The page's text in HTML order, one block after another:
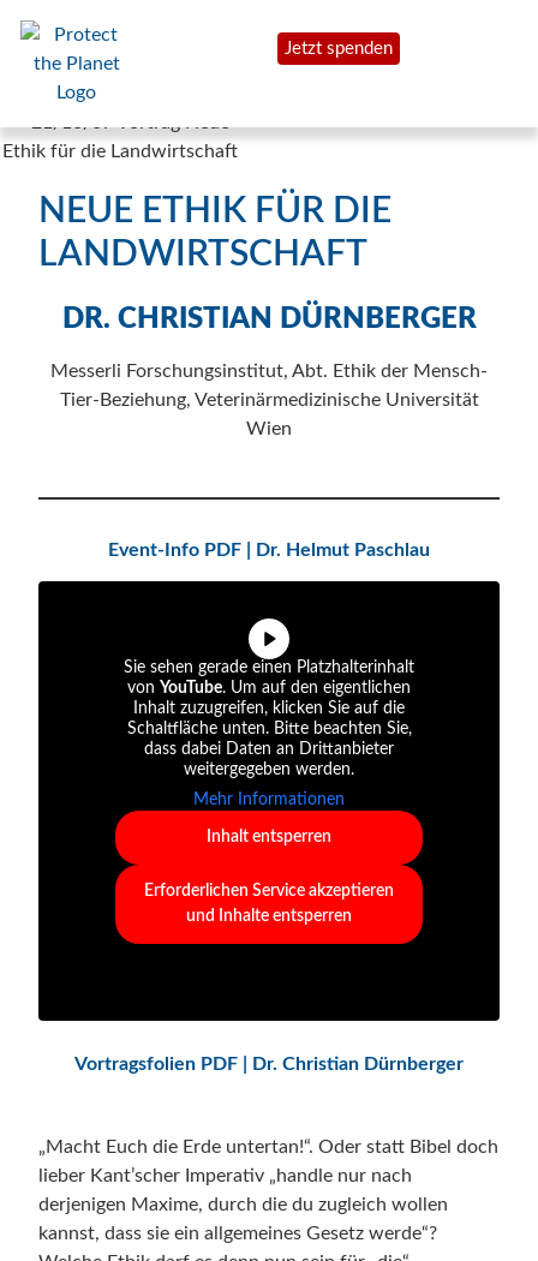
Jetzt spenden
NEUE ETHIK FÜR DIE
LANDWIRTSCHAFT
DR. CHRISTIAN DÜRNBERGER
Messerli Forschungsinstitut, Abt. Ethik der Mensch-
Tier-Beziehung, Veterinärmedizinische Universität
Wien
Event-Info PDF | Dr. Helmut Paschlau
Sie sehen gerade einen Platzhalterinhalt
von YouTube. Um auf den eigentlichen
Inhalt zuzugreifen, klicken Sie auf die
Schaltfläche unten. Bitte beachten Sie,
dass dabei Daten an Drittanbieter
weitergegeben werden.
Mehr Informationen
Inhalt entsperren
Erforderlichen Service akzeptieren
und Inhalte entsperren
Vortragsfolien PDF | Dr. Christian Dürnberger
„Macht Euch die Erde untertan!“. Oder statt Bibel doch
lieber Kant’scher Imperativ „handle nur nach
derjenigen Maxime, durch die du zugleich wollen
kannst, dass sie ein allgemeines Gesetz werde“?